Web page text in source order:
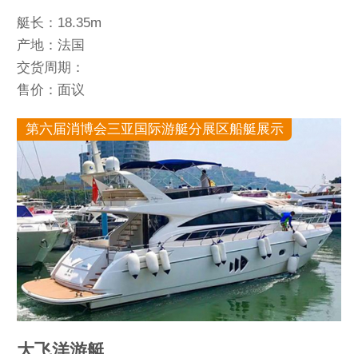
艇长：18.35m
产地：法国
交货周期：
售价：面议
第六届消博会三亚国际游艇分展区船艇展示